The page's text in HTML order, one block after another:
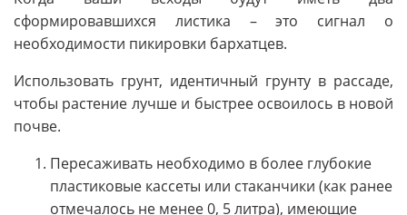
сформировавшихся листика – это сигнал о
необходимости пикировки бархатцев.
Использовать грунт, идентичный грунту в рассаде,
чтобы растение лучше и быстрее освоилось в новой
почве.
Пересаживать необходимо в более глубокие
пластиковые кассеты или стаканчики (как ранее
отмечалось не менее 0, 5 литра), имеющие